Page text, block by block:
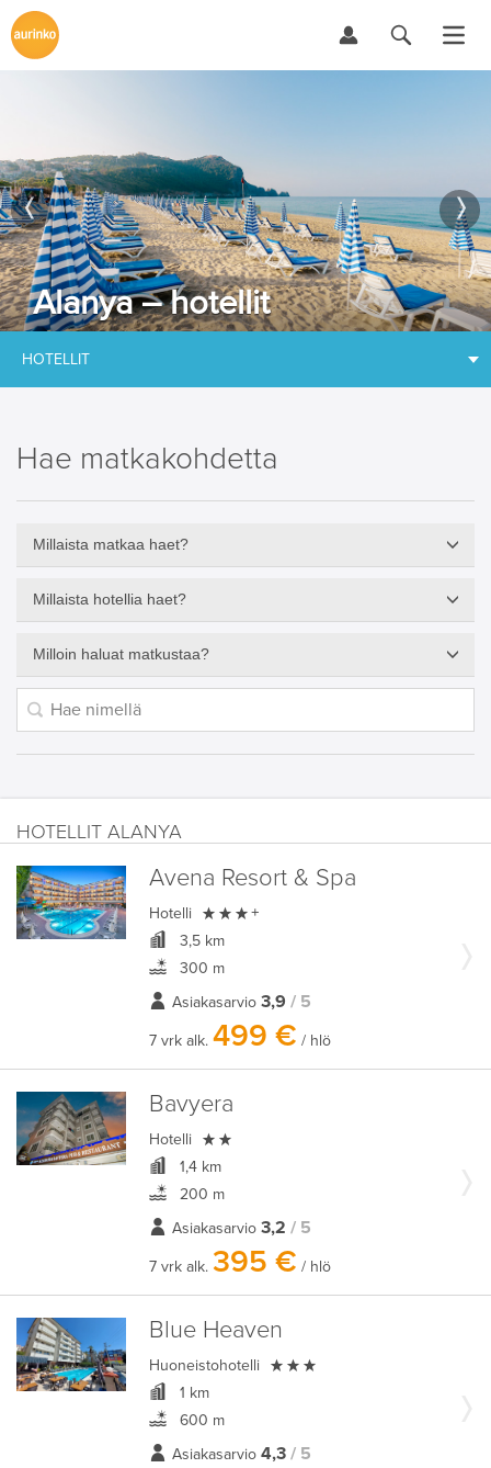
Alanya – hotellit
HOTELLIT
Hae matkakohdetta
Millaista matkaa haet?
Millaista hotellia haet?
Milloin haluat matkustaa?
HOTELLIT ALANYA
Avena Resort & Spa
Hotelli  +
3,5 km
300 m
Asiakasarvio 3,9 / 5
7 vrk alk. 499 € / hlö
Bavyera
Hotelli 
1,4 km
200 m
Asiakasarvio 3,2 / 5
7 vrk alk. 395 € / hlö
Blue Heaven
Huoneistohotelli 
1 km
600 m
Asiakasarvio 4,3 / 5